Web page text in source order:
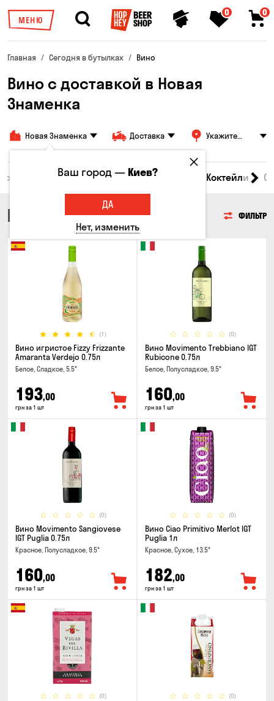
МЕНЮ
0 0
Главная Сегодня в бутылках Вино
Вино с доставкой в Новая
Знаменка
Новая Знаменка Доставка
Укажите
Пиво Сидр Вино Коктейли
ВИНО ФИЛЬТР
(1)
Вино игристое Fizzy Frizzante
Amaranta Verdejo 0.75л
Белое, Сладкое, 5.5°
193,00
грн за 1 шт
(0)
Вино Movimento Trebbiano IGT
Rubicone 0.75л
Белое, Полусладкое, 9.5°
160,00
грн за 1 шт
(0)
Вино Movimento Sangiovese
IGT Puglia 0.75л
Красное, Полусладкое, 9.5°
160,00
грн за 1 шт
(0)
Вино Ciao Primitivo Merlot IGT
Puglia 1л
Красное, Сухое, 13.5°
182,00
грн за 1 шт
(0) (0)
Ваш город —Киев?
ДА
Нет, изменить